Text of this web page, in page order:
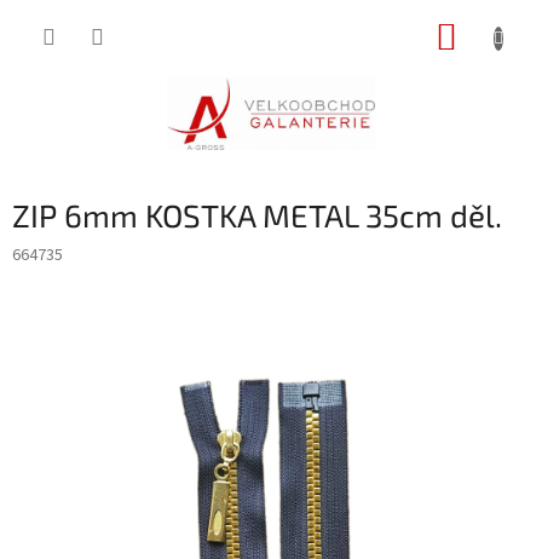
ZIP 6mm KOSTKA METAL 35cm děl.
664735